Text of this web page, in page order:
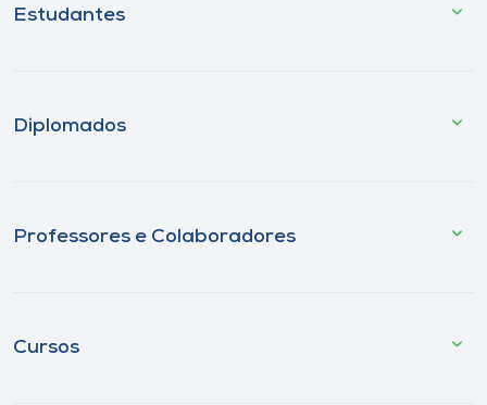
Estudantes
Diplomados
Professores e Colaboradores
Cursos